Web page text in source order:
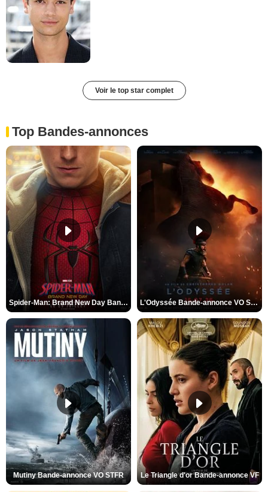
Voir le top star complet
Top Bandes-annonces
Spider-Man: Brand New Day Bande-annonce VO STFR L'Odyssée Bande-annonce VO STFR
Mutiny Bande-annonce VO STFR Le Triangle d'or Bande-annonce VF